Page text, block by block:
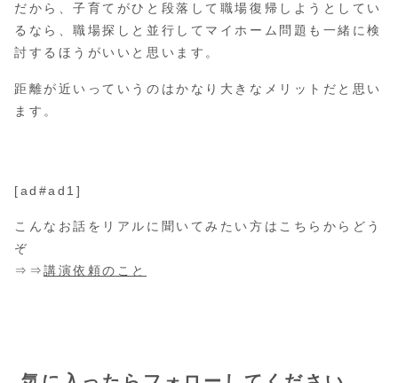
だから、子育てがひと段落して職場復帰しようとしてい
るなら、職場探しと並行してマイホーム問題も一緒に検
討するほうがいいと思います。
距離が近いっていうのはかなり大きなメリットだと思い
ます。
[ad#ad1]
こんなお話をリアルに聞いてみたい方はこちらからどう
ぞ
⇒⇒講演依頼のこと